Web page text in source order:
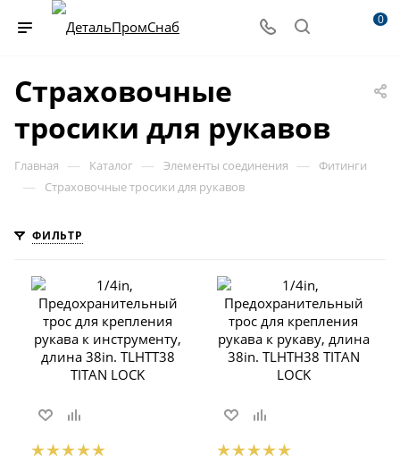
0
Страховочные
тросики для рукавов
Главная — Каталог — Элементы соединения — Фитинги
— Страховочные тросики для рукавов
ФИЛЬТР